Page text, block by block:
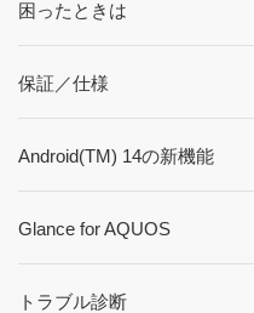
困ったときは
保証／仕様
Android(TM) 14の新機能
Glance for AQUOS
トラブル診断